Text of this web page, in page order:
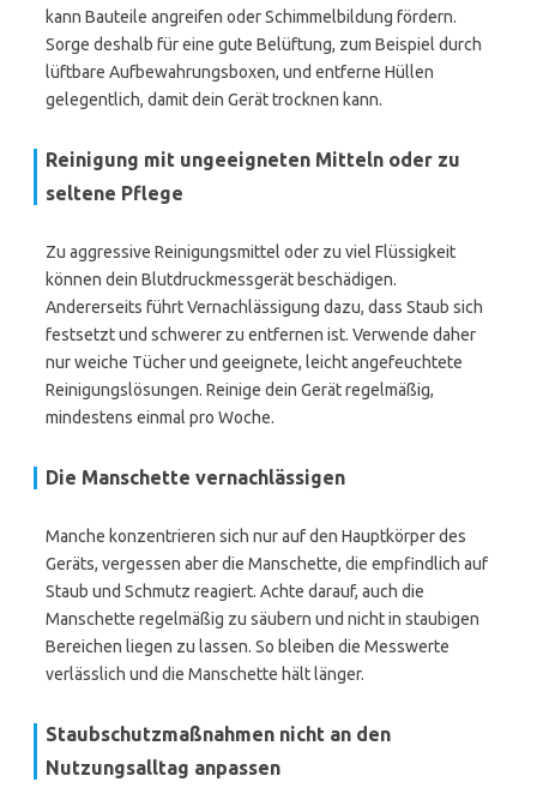
kann Bauteile angreifen oder Schimmelbildung fördern.
Sorge deshalb für eine gute Belüftung, zum Beispiel durch
lüftbare Aufbewahrungsboxen, und entferne Hüllen
gelegentlich, damit dein Gerät trocknen kann.
Reinigung mit ungeeigneten Mitteln oder zu
seltene Pflege
Zu aggressive Reinigungsmittel oder zu viel Flüssigkeit
können dein Blutdruckmessgerät beschädigen.
Andererseits führt Vernachlässigung dazu, dass Staub sich
festsetzt und schwerer zu entfernen ist. Verwende daher
nur weiche Tücher und geeignete, leicht angefeuchtete
Reinigungslösungen. Reinige dein Gerät regelmäßig,
mindestens einmal pro Woche.
Die Manschette vernachlässigen
Manche konzentrieren sich nur auf den Hauptkörper des
Geräts, vergessen aber die Manschette, die empfindlich auf
Staub und Schmutz reagiert. Achte darauf, auch die
Manschette regelmäßig zu säubern und nicht in staubigen
Bereichen liegen zu lassen. So bleiben die Messwerte
verlässlich und die Manschette hält länger.
Staubschutzmaßnahmen nicht an den
Nutzungsalltag anpassen